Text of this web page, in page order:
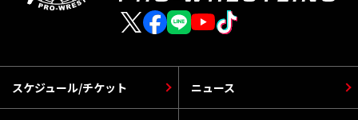
スケジュール/チケット ニュース